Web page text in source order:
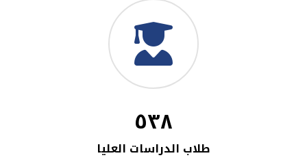
٥٣٨
طلاب الدراسات العليا